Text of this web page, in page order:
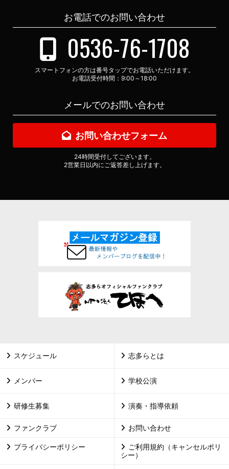
お電話でのお問い合わせ
0536-76-1708
スマートフォンの方は番号タップでお電話いただけます。
お電話受付時間：9:00～18:00
メールでのお問い合わせ
お問い合わせフォーム
24時間受付してございます。
2営業日以内にご返答差し上げます。
スケジュール 志多らとは
メンバー 学校公演
研修生募集 演奏・指導依頼
ファンクラブ お問い合わせ
プライバシーポリシー
ご利用規約（キャンセルポリ
シー）